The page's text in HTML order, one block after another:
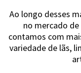
Ao longo desses
no mercado
contamos com
variedade de lãs,